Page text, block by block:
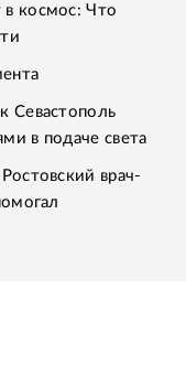
в космос: Что
Севастополь
в подаче света
врач-